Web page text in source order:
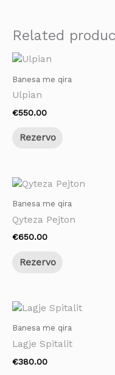
Related
Banesa me qira
Ulpian
€550.00
Rezervo
Banesa me qira
Qyteza Pejton
€650.00
Rezervo
Banesa me qira
Lagje Spitalit
€380.00